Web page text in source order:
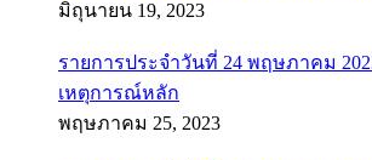
มิถุนายน 19, 2023
รายการประจำวันที่ 24 พฤษภาคม
เหตุการณ์หลัก
พฤษภาคม 25, 2023